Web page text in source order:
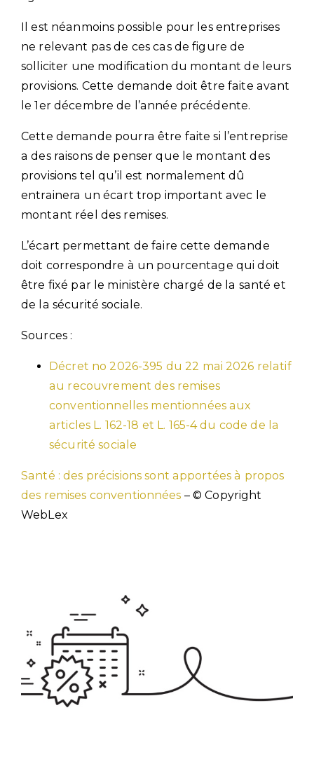
Il est néanmoins possible pour les entreprises
ne relevant pas de ces cas de figure de
solliciter une modification du montant de leurs
provisions. Cette demande doit être faite avant
le 1er décembre de l’année précédente.
Cette demande pourra être faite si l’entreprise
a des raisons de penser que le montant des
provisions tel qu’il est normalement dû
entrainera un écart trop important avec le
montant réel des remises.
L’écart permettant de faire cette demande
doit correspondre à un pourcentage qui doit
être fixé par le ministère chargé de la santé et
de la sécurité sociale.
Sources :
Décret no 2026-395 du 22 mai 2026 relatif
au recouvrement des remises
conventionnelles mentionnées aux
articles L. 162-18 et L. 165-4 du code de la
sécurité sociale
Santé : des précisions sont apportées à propos
des remises conventionnées – © Copyright
WebLex